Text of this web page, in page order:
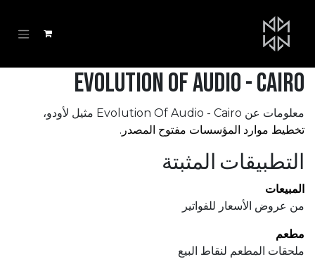
Evolution Of Audio - Cairo
معلومات عن Evolution Of Audio - Cairo مثيل لأودو،
تخطيط موارد المؤسسات مفتوح المصدر .
التطبيقات المثبتة
المبيعات
من عروض الأسعار للفواتير
مطعم
ملحقات المطعم لنقاط البيع